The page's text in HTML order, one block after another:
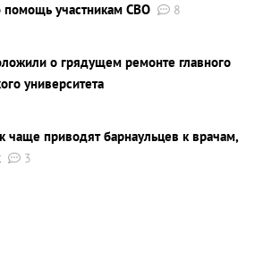
помощь участникам СВО
8
о грядущем ремонте главного
университета
чаще приводят барнаульцев к врачам,
3